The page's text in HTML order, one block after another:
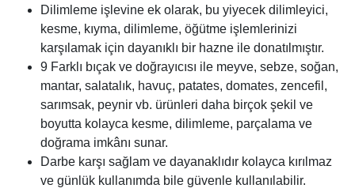
Dilimleme işlevine ek olarak, bu yiyecek dilimleyici,
kesme, kıyma, dilimleme, öğütme işlemlerinizi
karşılamak için dayanıklı bir hazne ile donatılmıştır.
9 Farklı bıçak ve doğrayıcısı ile meyve, sebze, soğan,
mantar, salatalık, havuç, patates, domates, zencefil,
sarımsak, peynir vb. ürünleri daha birçok şekil ve
boyutta kolayca kesme, dilimleme, parçalama ve
doğrama imkânı sunar.
Darbe karşı sağlam ve dayanaklıdır kolayca kırılmaz
ve günlük kullanımda bile güvenle kullanılabilir.